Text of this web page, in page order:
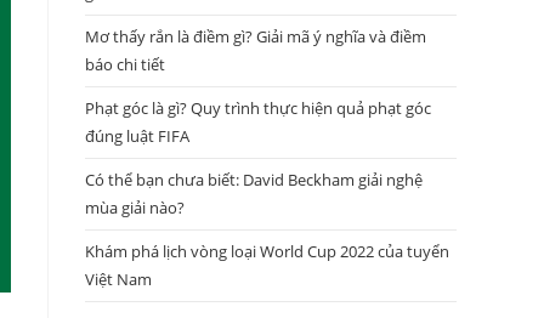
Mơ thấy rắn là điềm gì? Giải mã ý nghĩa và điềm
báo chi tiết
Phạt góc là gì? Quy trình thực hiện quả phạt góc
đúng luật FIFA
Có thể bạn chưa biết: David Beckham giải nghệ
mùa giải nào?
Khám phá lịch vòng loại World Cup 2022 của tuyển
Việt Nam